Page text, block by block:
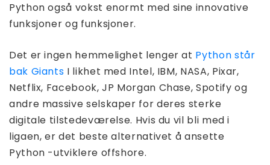
Python også vokst enormt med sine innovative
funksjoner og funksjoner.
Det er ingen hemmelighet lenger at Python står
bak Giants I likhet med Intel, IBM, NASA, Pixar,
Netflix, Facebook, JP Morgan Chase, Spotify og
andre massive selskaper for deres sterke
digitale tilstedeværelse. Hvis du vil bli med i
ligaen, er det beste alternativet å ansette
Python -utviklere offshore.